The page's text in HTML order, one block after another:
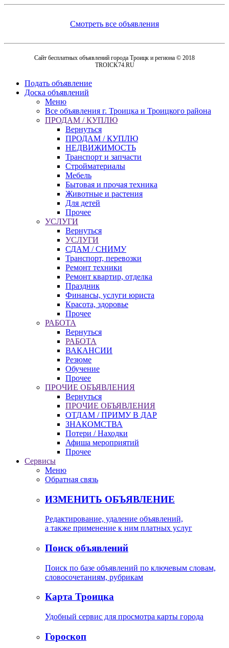
Смотреть все объявления
Сайт бесплатных объявлений города Троицк и региона © 2018
TROICK74.RU
Подать объявление
Доска объявлений
Меню
Все объявления г. Троицка и Троицкого района
ПРОДАМ / КУПЛЮ
Вернуться
ПРОДАМ / КУПЛЮ
НЕДВИЖИМОСТЬ
Транспорт и запчасти
Стройматериалы
Мебель
Бытовая и прочая техника
Животные и растения
Для детей
Прочее
УСЛУГИ
Вернуться
УСЛУГИ
СДАМ / СНИМУ
Транспорт, перевозки
Ремонт техники
Ремонт квартир, отделка
Праздник
Финансы, услуги юриста
Красота, здоровье
Прочее
РАБОТА
Вернуться
РАБОТА
ВАКАНСИИ
Резюме
Обучение
Прочее
ПРОЧИЕ ОБЪЯВЛЕНИЯ
Вернуться
ПРОЧИЕ ОБЪЯВЛЕНИЯ
ОТДАМ / ПРИМУ В ДАР
ЗНАКОМСТВА
Потери / Находки
Афиша мероприятий
Прочее
Сервисы
Меню
Обратная связь
ИЗМЕНИТЬ ОБЪЯВЛЕНИЕ
Редактирование, удаление объявлений,
а также применение к ним платных услуг
Поиск объявлений
Поиск по базе объявлений по ключевым словам,
словосочетаниям, рубрикам
Карта Троицка
Удобный сервис для просмотра карты города
Гороскоп